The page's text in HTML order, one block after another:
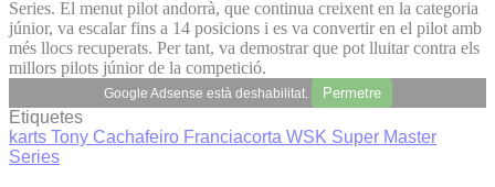
Series. El menut pilot andorrà, que continua creixent en la categoria
júnior, va escalar fins a 14 posicions i es va convertir en el pilot amb
més llocs recuperats. Per tant, va demostrar que pot lluitar contra els
millors pilots júnior de la competició.
Google Adsense està deshabilitat. Permetre
Etiquetes
karts Tony Cachafeiro Franciacorta WSK Super Master
Series